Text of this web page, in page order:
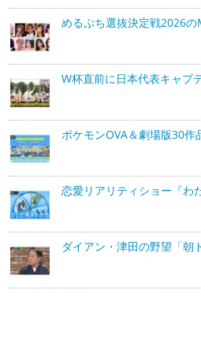
めるぷち選抜決定戦2026
W杯直前に日本代表キャプ
ポケモンOVA＆劇場版30
恋愛リアリティショー『わ
ダイアン・津田の野望「朝